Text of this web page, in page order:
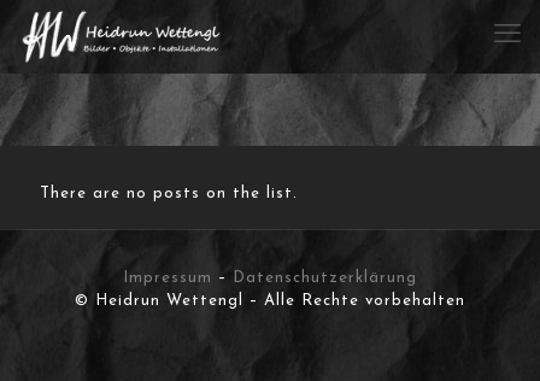
There are no posts on the list.
Impressum –
Datenschutzerklärung
© Heidrun Wettengl – Alle Rechte vorbehalten